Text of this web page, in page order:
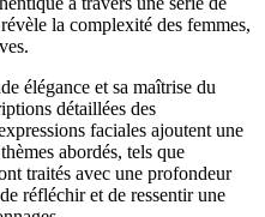
la complexité des femmes,
élégance et sa maîtrise du
détaillées des
faciales ajoutent une
abordés, tels que
traités avec une profondeur
réfléchir et de ressentir une